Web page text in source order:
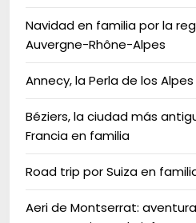
Navidad en familia por la
Auvergne-Rhône-Alpes
Annecy, la Perla de los Alpes
Béziers, la ciudad más
Francia en familia
Road trip por Suiza en
Aeri de Montserrat: